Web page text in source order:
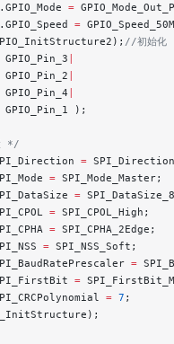
=
=
//初始化
GPIO_Pin_3
GPIO_Pin_2
GPIO_Pin_4
);
*/
=
= SPI_Mode_Master;
=
= SPI_CPOL_High;
= SPI_CPHA_2Edge;
= SPI_NSS_Soft;
=
=
= 7 ;